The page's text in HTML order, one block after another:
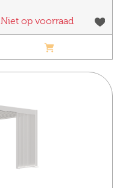
Niet op voorraad